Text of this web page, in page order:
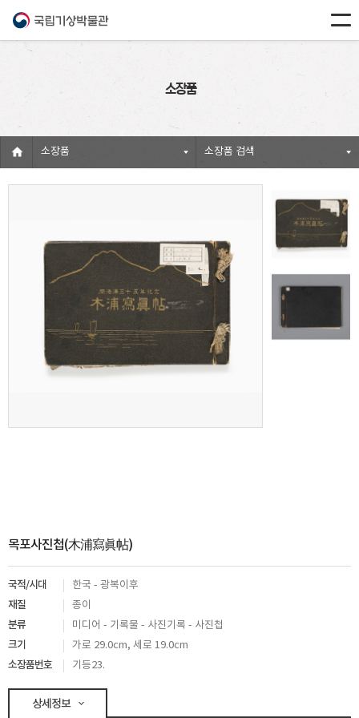
소장품
소장품 소장품 검색
목포사진첩(木浦寫眞帖)
국적/시대 한국 - 광복이후
재질 종이
분류 미디어 - 기록물 - 사진기록 - 사진첩
크기 가로 29.0cm, 세로 19.0cm
소장품번호 기등23.
상세정보